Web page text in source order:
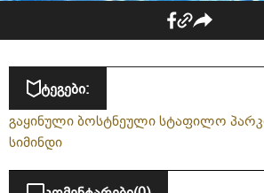
ტეგები:
გაყინული ბოსტნეული სტაფილო
სიმინდი